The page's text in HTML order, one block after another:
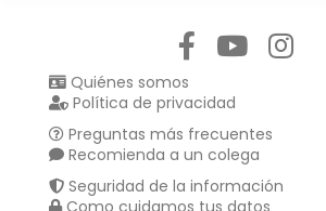
Quiénes somos
Política de privacidad
Preguntas más frecuentes
Recomienda a un colega
Seguridad de la información